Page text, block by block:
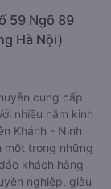
59 Ngõ 89
Hà Nội)
cung cấp
nhiều năm kinh
Khánh - Ninh
một trong những
khách hàng
nghiệp, giàu